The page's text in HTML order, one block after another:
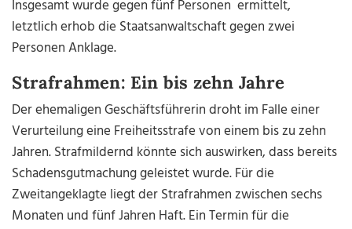
Insgesamt wurde gegen fünf Personen ermittelt,
letztlich erhob die Staatsanwaltschaft gegen zwei
Personen Anklage.
Strafrahmen: Ein bis zehn Jahre
Der ehemaligen Geschäftsführerin droht im Falle einer
Verurteilung eine Freiheitsstrafe von einem bis zu zehn
Jahren. Strafmildernd könnte sich auswirken, dass bereits
Schadensgutmachung geleistet wurde. Für die
Zweitangeklagte liegt der Strafrahmen zwischen sechs
Monaten und fünf Jahren Haft. Ein Termin für die